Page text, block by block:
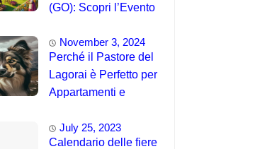
(GO): Scopri l’Evento
November 3, 2024
Perché il Pastore del
Lagorai è Perfetto per
Appartamenti e
July 25, 2023
Calendario delle fiere